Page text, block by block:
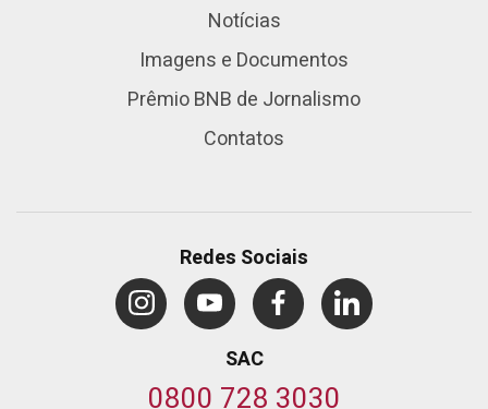
Notícias
Imagens e Documentos
Prêmio BNB de Jornalismo
Contatos
Redes Sociais
SAC
0800 728 3030